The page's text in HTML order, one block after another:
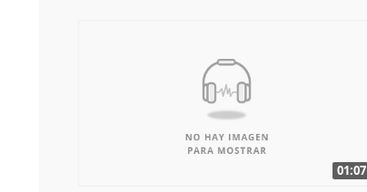
01:07